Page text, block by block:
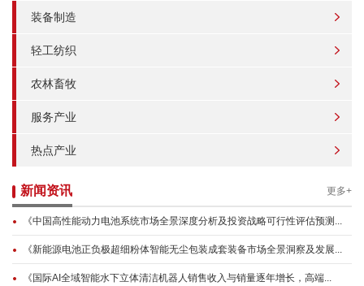
装备制造
轻工纺织
农林畜牧
服务产业
热点产业
新闻资讯 更多+
《中国高性能动力电池系统市场全景深度分析及投资战略可行性评估预测...
《新能源电池正负极超细粉体智能无尘包装成套装备市场全景洞察及发展...
《国际AI全域智能水下立体清洁机器人销售收入与销量逐年增长，高端...